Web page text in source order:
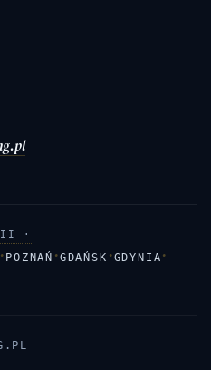
·
· POZNAŃ ·GDAŃSK ·GDYNIA ·